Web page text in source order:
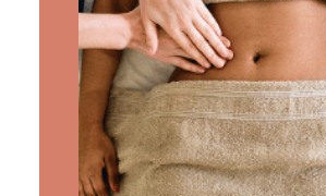
CONFÉRENCES
podcast kinoa
ARTICLES
YOGA